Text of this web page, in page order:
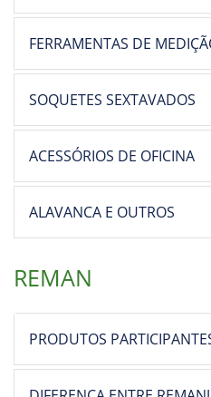
FERRAMENTAS DE
SOQUETES SEXTAVADOS
ACESSÓRIOS DE OFICINA
ALAVANCA E OUTROS
REMAN
PRODUTOS